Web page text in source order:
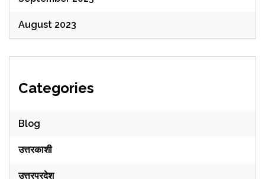
August 2023
Categories
Blog
उत्तरकाशी
उत्तरप्रदेश